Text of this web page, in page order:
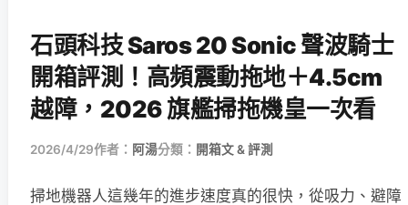
石頭科技 Saros 20 Sonic 聲波騎士
開箱評測！高頻震動拖地＋4.5cm
越障，2026 旗艦掃拖機皇一次看
2026/4/29作者： 阿湯分類： 開箱文 & 評測
掃地機器人這幾年的進步速度真的很快，從吸力、避障